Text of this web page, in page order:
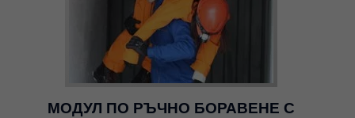
МОДУЛ ПО РЪЧНО БОРАВЕНЕ С